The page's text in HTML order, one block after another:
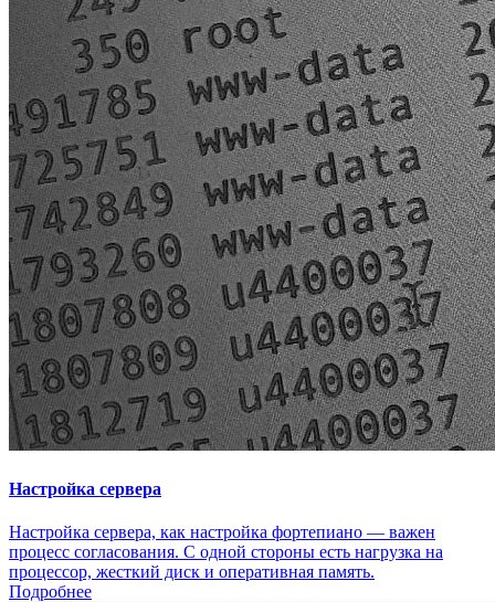
Настройка сервера
Настройка сервера, как настройка фортепиано — важен
процесс согласования. С одной стороны есть нагрузка на
процессор, жесткий диск и оперативная память.
Подробнее